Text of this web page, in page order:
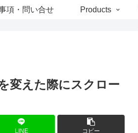
項・問い合せ Products
変えた際にスクロー
LINE コピー